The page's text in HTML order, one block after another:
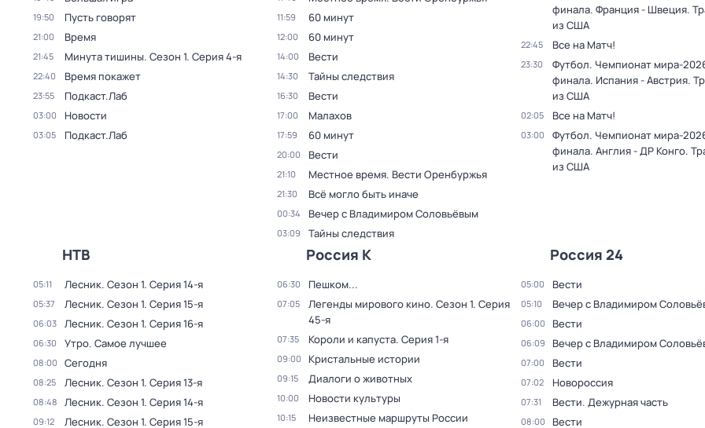
19:50 Пусть говорят
21:00 Время
21:45 Минута тишины. Сезон 1. Серия 4-я
22:40 Время покажет
23:55 Подкаст.Лаб
03:00 Новости
03:05 Подкаст.Лаб
11:59 60 минут
12:00 60 минут
14:00 Вести
14:30 Тайны следствия
16:30 Вести
17:00 Малахов
17:59 60 минут
20:00 Вести
21:10 Местное время. Вести Оренбуржья
21:30 Всё могло быть иначе
00:34 Вечер с Владимиром Соловьёвым
03:09 Тайны следствия
финала. Франция - Швеция.
из США
22:45 Все на Матч!
23:30
Футбол. Чемпионат мира-
финала. Испания - Австрия.
из США
02:05 Все на Матч!
03:00
Футбол. Чемпионат мира-
финала. Англия - ДР Конго.
из США
НТВ
05:11 Лесник. Сезон 1. Серия 14-я
05:37 Лесник. Сезон 1. Серия 15-я
06:03 Лесник. Сезон 1. Серия 16-я
06:30 Утро. Самое лучшее
08:00 Сегодня
08:25 Лесник. Сезон 1. Серия 13-я
08:48 Лесник. Сезон 1. Серия 14-я
09:12 Лесник. Сезон 1. Серия 15-я
Россия К
06:30 Пешком...
07:05 Легенды мирового кино. Сезон 1. Серия
45-я
07:35 Короли и капуста. Серия 1-я
09:00 Кристальные истории
09:15 Диалоги о животных
10:00 Новости культуры
10:15 Неизвестные маршруты России
Россия 24
05:00 Вести
05:10 Вечер с Владимиром
06:00 Вести
06:09 Вечер с Владимиром
07:00 Вести
07:02 Новороссия
07:31 Вести. Дежурная часть
08:00 Вести